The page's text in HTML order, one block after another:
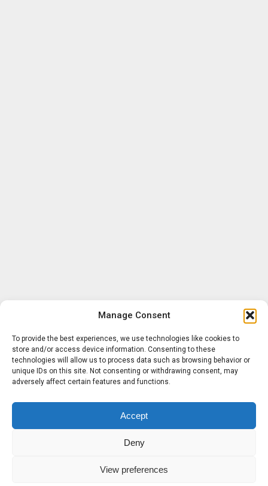
Manage Consent
To provide the best experiences, we use technologies like cookies to
store and/or access device information. Consenting to these
technologies will allow us to process data such as browsing behavior or
unique IDs on this site. Not consenting or withdrawing consent, may
adversely affect certain features and functions.
Accept
Deny
View preferences